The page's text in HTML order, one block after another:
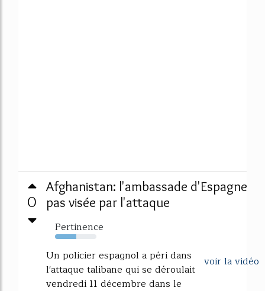
0
Afghanistan: l'ambassade d'Espagne
pas visée par l'attaque
Pertinence
51%
voir la vidéo
Un policier espagnol a péri dans
l'attaque talibane qui se déroulait
vendredi 11 décembre dans le